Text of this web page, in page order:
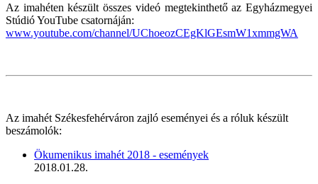
Az imahéten készült összes videó megtekinthető az Egyházmegyei
Stúdió YouTube csatornáján:
www.youtube.com/channel/UChoeozCEgKlGEsmW1xmmgWA
Az imahét Székesfehérváron zajló eseményei és a róluk készült
beszámolók:
Ökumenikus imahét 2018 - események
2018.01.28.